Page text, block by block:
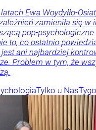
Ewa Woydyłło-
zamieniła się w
pop-psychologiczne
to, co ostatnio
ani najbardziej
Problem w tym, że
Tylko u Nas